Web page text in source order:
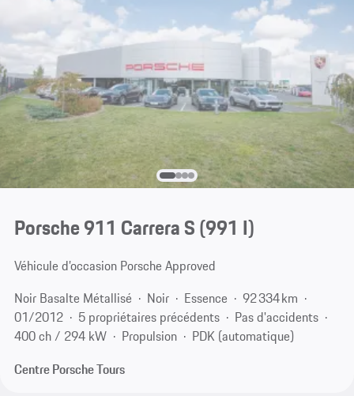
Porsche 911 Carrera S(991 I)
Véhicule d’occasion Porsche Approved
Noir Basalte Métallisé
Noir Essence
92 334 km
01/2012
5 propriétaires précédents
Pas d'accidents
400 ch / 294 kW
Propulsion
PDK (automatique)
Centre Porsche Tours